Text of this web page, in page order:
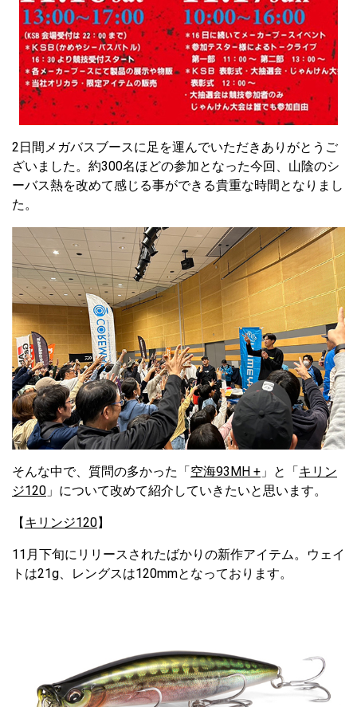
2日間メガバスブースに足を運んでいただきありがとうご
ざいました。約300名ほどの参加となった今回、山陰のシ
ーバス熱を改めて感じる事ができる貴重な時間となりまし
た。
そんな中で、質問の多かった「空海93MH + 」と「キリン
ジ120 」について改めて紹介していきたいと思います。
【キリンジ120】
11月下旬にリリースされたばかりの新作アイテム。ウェイ
トは21g、レングスは120mmとなっております。